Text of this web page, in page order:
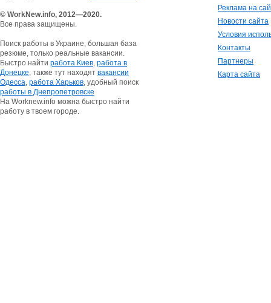
© WorkNew.info, 2012—2020.
Все права защищены.
Поиск работы в Украине, большая база
резюме, только реальные вакансии.
Быстро найти работа Киев, работа в
Донецке, также тут находят вакансии
Одесса, работа Харьков, удобный поиск
работы в Днепропетровске
На Worknew.info можна быстро найти
работу в твоем городе.
Реклама на
Новости сайта
Условия
Контакты
Партнеры
Карта сайта